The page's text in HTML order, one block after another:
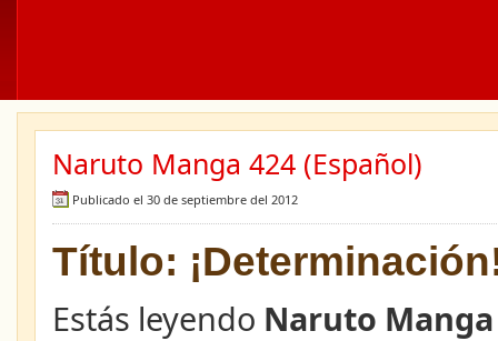
Naruto Manga 424 (Español)
Publicado el 30 de septiembre del 2012
Título:
Estás leyendo Naruto Manga